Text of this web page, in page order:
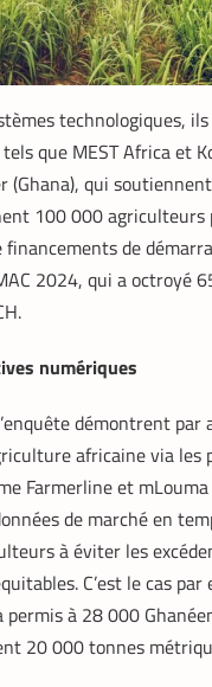
technologiques,
que MEST Africa et
(Ghana), qui
100 000 agriculteurs
de
2024, qui a octroyé
numériques
démontrent par
africaine via les
Farmerline et
de marché en
à éviter les
C’est le cas par
permis à 28 000
20 000 tonnes